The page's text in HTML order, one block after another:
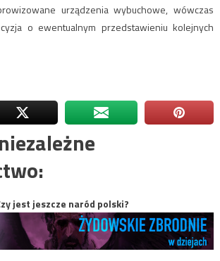
urządzenia wybuchowe, wówczas
o ewentualnym przedstawieniu kolejnych
jest jeszcze naród polski?